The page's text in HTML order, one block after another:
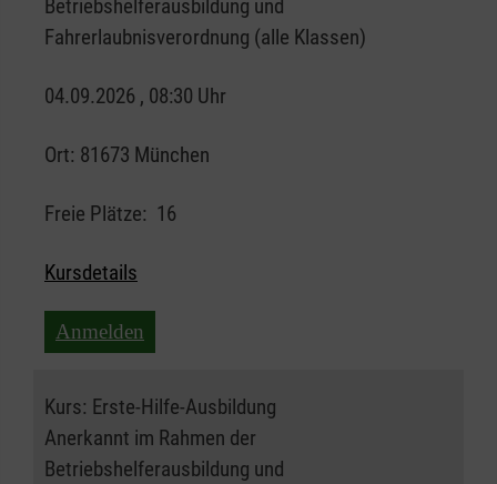
Betriebshelferausbildung und
Fahrerlaubnisverordnung (alle Klassen)
04.09.2026 , 08:30 Uhr
Ort: 81673 München
Freie Plätze: 16
Kursdetails
Anmelden
Kurs: Erste-Hilfe-Ausbildung
Anerkannt im Rahmen der
Betriebshelferausbildung und